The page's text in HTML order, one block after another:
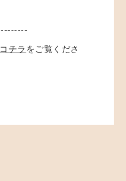
コチラ をご覧くださ